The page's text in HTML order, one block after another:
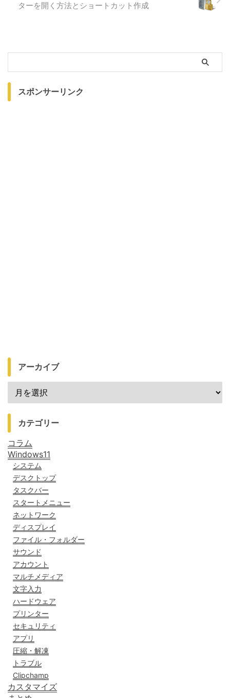
ターを開く方法とショートカット作成
スポンサーリンク
アーカイブ
カテゴリー
コラム
Windows11
システム
デスクトップ
タスクバー
スタートメニュー
ネットワーク
ディスプレイ
ファイル・フォルダー
サウンド
アカウント
マルチメディア
文字入力
ハードウェア
プリンター
セキュリティ
アプリ
圧縮・解凍
トラブル
Clipchamp
カスタマイズ